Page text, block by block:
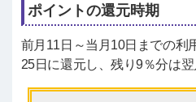
ポイントの還元時期
前月11日～当月10日までの利
25日に還元し、残り9％分は翌